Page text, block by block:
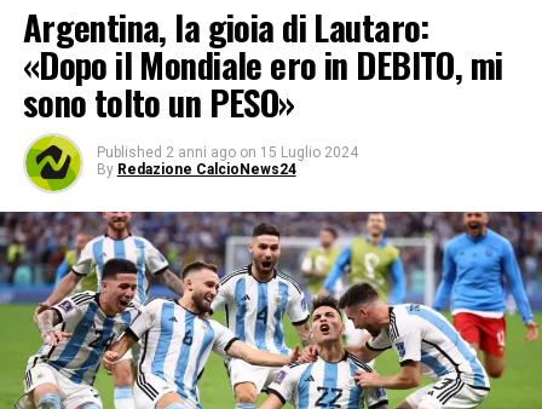
Argentina, la gioia di Lautaro:
«Dopo il Mondiale ero in DEBITO, mi
sono tolto un PESO»
Published 2 anni ago on 15 Luglio 2024
By Redazione CalcioNews24